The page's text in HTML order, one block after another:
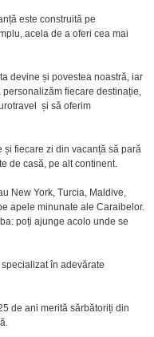
este construită pe
acela de a oferi cea mai
devine și povestea noastră, iar
fiecare destinație,
și să oferim
fiecare zi din vacanță să pară
de casă, pe alt continent.
New York, Turcia, Maldive,
apele minunate ale Caraibelor.
poți ajunge acolo unde se
în adevărate
de ani merită sărbătoriți din